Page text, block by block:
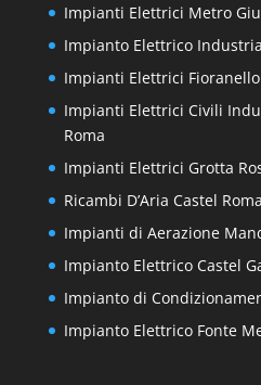
Impianti Elettrici Metro
Impianto Elettrico
Impianti Elettrici Fioranello
Impianti Elettrici Civili
Roma
Impianti Elettrici Grotta
Ricambi D’Aria Castel
Impianti di Aerazione
Impianto Elettrico Castel
Impianto di
Impianto Elettrico Fonte